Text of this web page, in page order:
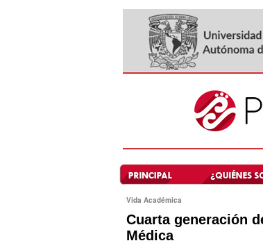
Vida Académica
Cuarta generación
Médica